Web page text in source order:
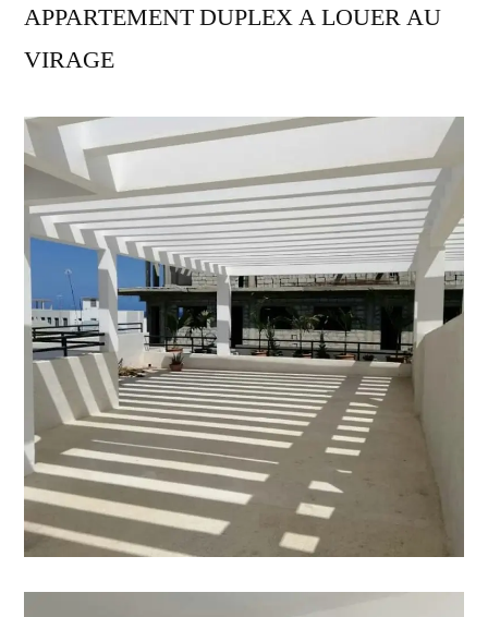
APPARTEMENT DUPLEX A LOUER AU
VIRAGE